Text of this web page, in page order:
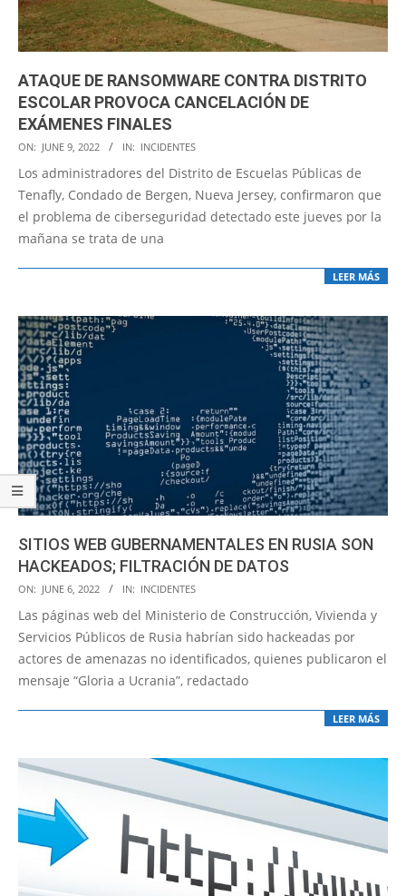
ATAQUE DE RANSOMWARE CONTRA DISTRITO
ESCOLAR PROVOCA CANCELACIÓN DE
EXÁMENES FINALES
2022-
06-
09
ON: JUNE 9, 2022 IN: INCIDENTES
Los administradores del Distrito de Escuelas Públicas de
Tenafly, Condado de Bergen, Nueva Jersey, confirmaron que
el problema de ciberseguridad detectado este jueves por la
mañana se trata de una
LEER MÁS
SITIOS WEB GUBERNAMENTALES EN RUSIA SON
HACKEADOS; FILTRACIÓN DE DATOS
2022-
06-
06
ON: JUNE 6, 2022 IN: INCIDENTES
Las páginas web del Ministerio de Construcción, Vivienda y
Servicios Públicos de Rusia habrían sido hackeadas por
actores de amenazas no identificados, quienes publicaron el
mensaje “Gloria a Ucrania”, redactado
LEER MÁS